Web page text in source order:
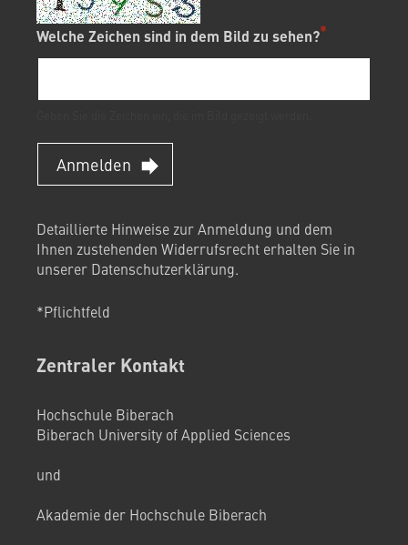
Welche Zeichen sind in dem Bild zu sehen?
Anmelden
Detaillierte Hinweise zur Anmeldung und dem
Ihnen zustehenden Widerrufsrecht erhalten Sie in
unserer Datenschutzerklärung.
*Pflichtfeld
Zentraler Kontakt
Hochschule Biberach
Biberach University of Applied Sciences
und
Akademie der Hochschule Biberach